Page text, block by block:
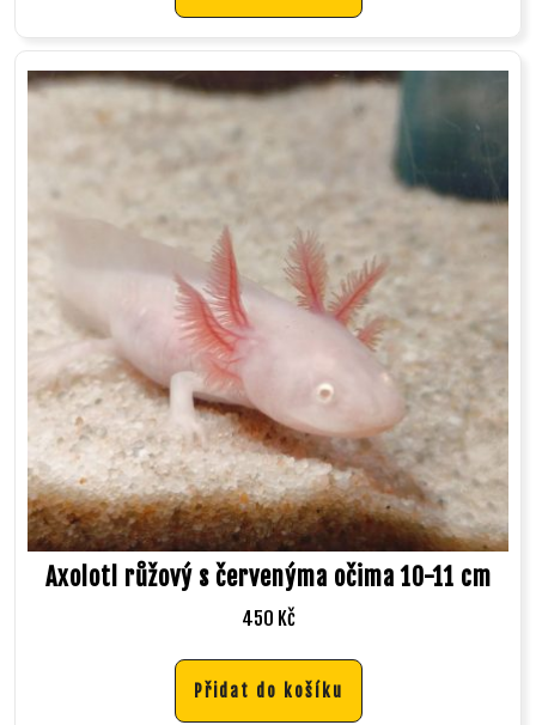
Axolotl růžový s červenýma očima 10-11 cm
450 Kč
Přidat do košíku